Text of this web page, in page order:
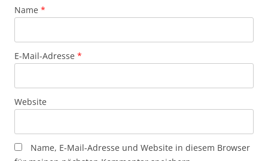
Name *
E-Mail-Adresse *
Website
Name, E-Mail-Adresse und Website in diesem Browser